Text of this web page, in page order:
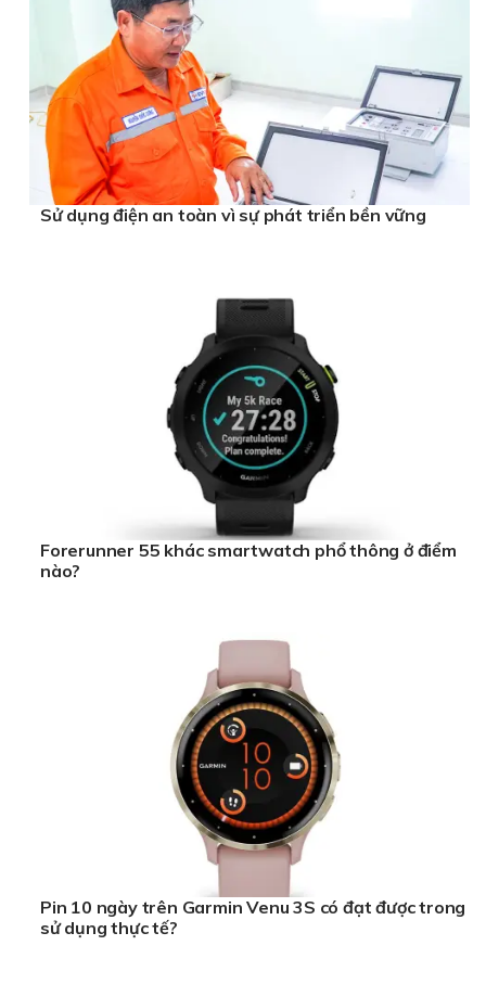
Sử dụng điện an toàn vì sự phát triển bền vững
Forerunner 55 khác smartwatch phổ thông ở điểm
nào?
Pin 10 ngày trên Garmin Venu 3S có đạt được trong
sử dụng thực tế?